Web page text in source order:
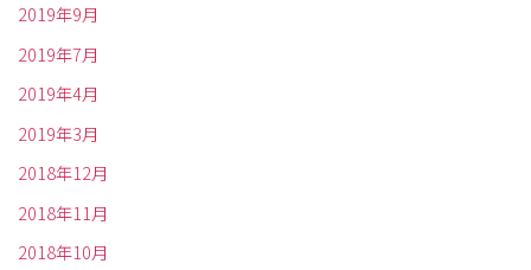
2019年9月
2019年7月
2019年4月
2019年3月
2018年12月
2018年11月
2018年10月